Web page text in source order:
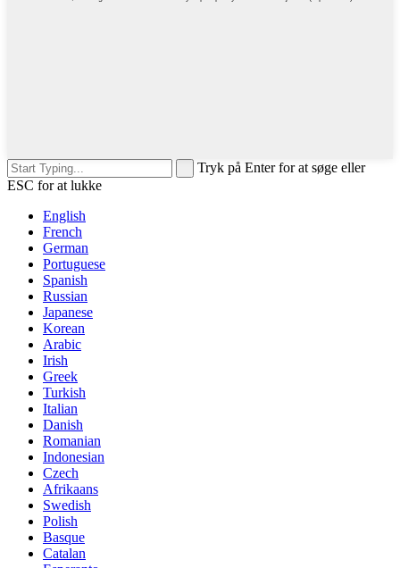
Tryk på Enter for at søge eller
ESC for at lukke
English
French
German
Portuguese
Spanish
Russian
Japanese
Korean
Arabic
Irish
Greek
Turkish
Italian
Danish
Romanian
Indonesian
Czech
Afrikaans
Swedish
Polish
Basque
Catalan